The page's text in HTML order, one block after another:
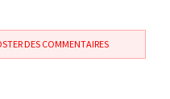
DES COMMENTAIRES